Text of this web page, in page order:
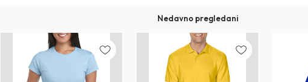
Nedavno pregledani